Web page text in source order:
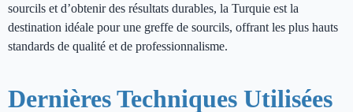
sourcils et d’obtenir des résultats durables, la Turquie est la
destination idéale pour une greffe de sourcils, offrant les plus hauts
standards de qualité et de professionnalisme.
Dernières Techniques Utilisées